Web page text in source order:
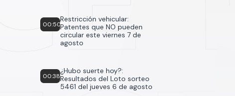
00:50
Restricción vehicular:
Patentes que NO pueden
circular este viernes 7 de
agosto
00:38
¿Hubo suerte hoy?:
Resultados del Loto sorteo
5461 del jueves 6 de agosto